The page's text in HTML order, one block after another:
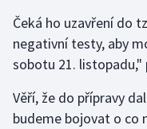
Jezdectví
Judo
Krasobruslení
Čeká ho uzavření do
negativní testy, aby
sobotu 21.
Věří, že do přípravy
budeme bojovat o co